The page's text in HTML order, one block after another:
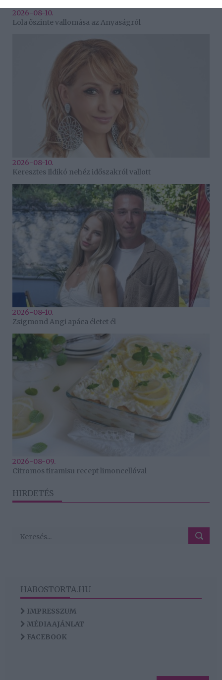
2026-08-10.
Lola őszinte vallomása az Anyaságról
2026-08-10.
Keresztes Ildikó nehéz időszakról vallott
2026-08-10.
Zsigmond Angi apáca életet él
2026-08-09.
Citromos tiramisu recept limoncellóval
HIRDETÉS
HABOSTORTA.HU
IMPRESSZUM
MÉDIAAJÁNLAT
FACEBOOK